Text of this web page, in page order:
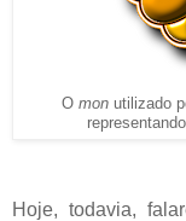
O mon utilizado
Hoje, todavia,